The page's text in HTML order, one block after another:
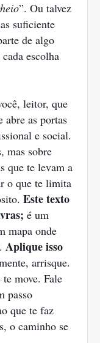
”. Ou talvez
suficiente
de algo
escolha
leitor, que
abre as portas
e social.
mas sobre
que te levam a
o que te limita
Este texto
é um
mapa onde
Aplique isso
arrisque.
move. Fale
passo
que te faz
o caminho se